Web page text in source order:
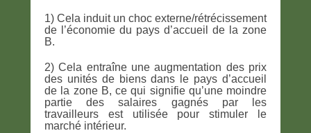
1) Cela induit un choc externe/rétrécissement
de l’économie du pays d’accueil de la zone
B.
2) Cela entraîne une augmentation des prix
des unités de biens dans le pays d’accueil
de la zone B, ce qui signifie qu’une moindre
partie des salaires gagnés par les
travailleurs est utilisée pour stimuler le
marché intérieur.